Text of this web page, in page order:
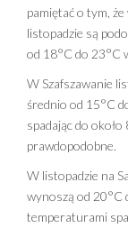
pamiętać o tym,
listopadzie są
od 18°C do 23°C
W Szafszawanie
średnio od 15°C
spadając do
prawdopodobne.
W listopadzie na
wynoszą od 20°C
temperaturami